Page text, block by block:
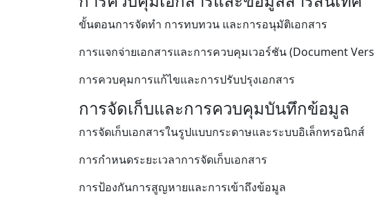
ขั้นตอนการจัดทำ การทบทวน และการอนุมัติเอกสาร
การแจกจ่ายเอกสารและการควบคุมเวอร์ชัน (Document
การควบคุมการแก้ไขและการปรับปรุงเอกสาร
การจัดเก็บและการควบคุมบันทึกข้อมูล
การจัดเก็บเอกสารในรูปแบบกระดาษและระบบอิเล็กทรอนิกส์
การกำหนดระยะเวลาการจัดเก็บเอกสาร
การป้องกันการสูญหายและการเข้าถึงข้อมูล